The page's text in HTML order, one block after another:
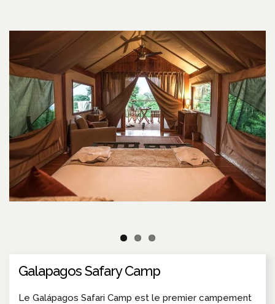
Galapagos Safary Camp
Le Galápagos Safari Camp est le premier campement